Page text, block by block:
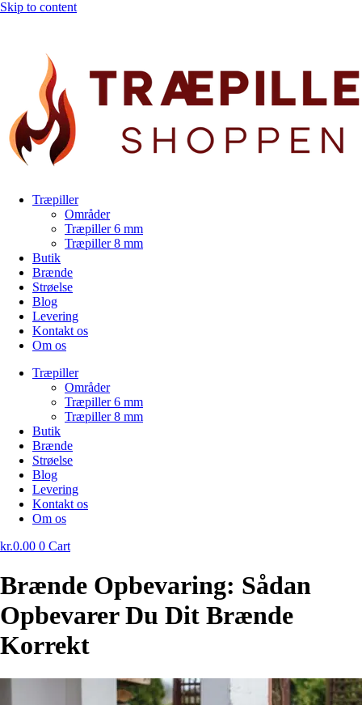
Skip to content
Træpiller
Områder
Træpiller 6 mm
Træpiller 8 mm
Butik
Brænde
Strøelse
Blog
Levering
Kontakt os
Om os
Træpiller
Områder
Træpiller 6 mm
Træpiller 8 mm
Butik
Brænde
Strøelse
Blog
Levering
Kontakt os
Om os
kr.0.00 0 Cart
Brænde Opbevaring: Sådan
Opbevarer Du Dit Brænde
Korrekt